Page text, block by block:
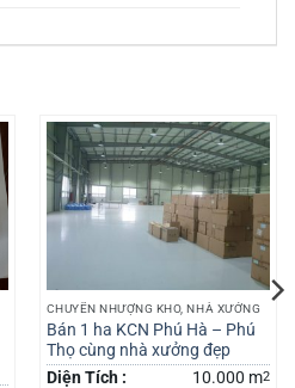
CHUYỂN NHƯỢNG KHO, NHÀ XƯỞNG
Bán 1 ha KCN Phú Hà – Phú
Thọ cùng nhà xưởng đẹp
Diện Tích :
10.000 m2